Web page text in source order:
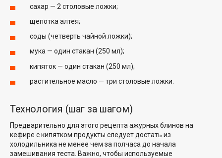
сахар — 2 столовые ложки;
щепотка алтея;
соды (четверть чайной ложки);
мука — один стакан (250 мл);
кипяток — один стакан (250 мл);
растительное масло — три столовые ложки.
Технология (шаг за шагом)
Предварительно для этого рецепта ажурных блинов на
кефире с кипятком продукты следует достать из
холодильника не менее чем за полчаса до начала
замешивания теста. Важно, чтобы используемые